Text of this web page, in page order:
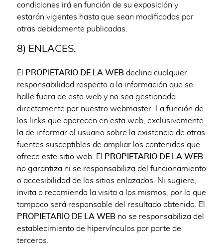
condiciones irá en función de su exposición y
estarán vigentes hasta que sean modificadas por
otras debidamente publicadas.
8) ENLACES.
El PROPIETARIO DE LA WEB declina cualquier
responsabilidad respecto a la información que se
halle fuera de esta web y no sea gestionada
directamente por nuestro webmaster. La función de
los links que aparecen en esta web, exclusivamente
la de informar al usuario sobre la existencia de otras
fuentes susceptibles de ampliar los contenidos que
ofrece este sitio web. El
PROPIETARIO DE LA WEB
no garantiza ni se responsabiliza del funcionamiento
o accesibilidad de los sitios enlazados. Ni sugiere,
invita o recomienda la visita a los mismos, por lo que
tampoco será responsable del resultado obtenido. El
PROPIETARIO DE LA WEB no se responsabiliza del
establecimiento de hipervínculos por parte de
terceros.